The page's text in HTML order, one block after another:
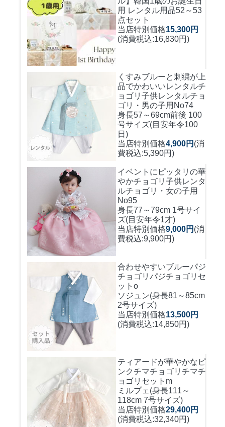
用 レンタル用品52～53
点セット
当店特別価格15,300円
(消費税込:16,830円)
くすみブルーと刺繍が上
品でかわいいレンタルチ
ョゴリ 子供レンタルチョ
ゴリ・男の子用No74
身長57～69cm前後 100
号サイズ(目安年令100
日)
当店特別価格4,900円 (消
費税込:5,390円)
イベントにピッタリの華
やかチョゴリ 子供レンタ
ルチョゴリ・女の子用
No95
身長77～79cm 1号サイ
ズ(目安年令1才)
当店特別価格9,000円 (消
費税込:9,900円)
合わせやすいブルーパジ
チョゴリ パジチョゴリセ
ットo
ソジュン(身長81～85cm
2号サイズ)
当店特別価格13,500円
(消費税込:14,850円)
ティアードが華やかなピ
ンクチマチョゴリ チマチ
ョゴリセットm
ミルプェ(身長111～
118cm 7号サイズ)
当店特別価格29,400円
(消費税込:32,340円)